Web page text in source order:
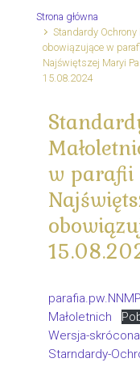
Strona główna
Standardy Ochrony
obowiązujące w
Najświętszej Maryi
15.08.2024
w parafii
Małoletnich
Wersja-
Starndardy-